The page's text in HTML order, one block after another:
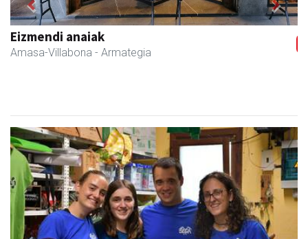
Eizmendi anaiak
Amasa-Villabona - Armategia
Previous Next